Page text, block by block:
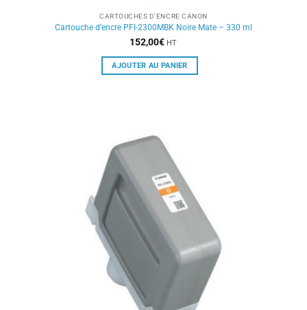
CARTOUCHES D'ENCRE CANON
Cartouche d’encre PFI-2300MBK Noire Mate – 330 ml
152,00€ HT
AJOUTER AU PANIER